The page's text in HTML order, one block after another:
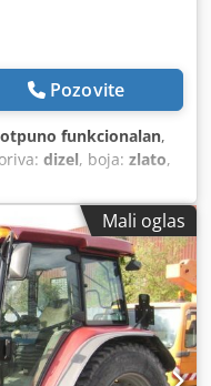
Pozovite
funkcionalan,
dizel, boja: zlato,
izgradnje:
sustav za
, Mali oglas